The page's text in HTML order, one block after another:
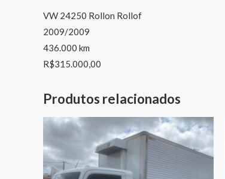
VW 24250 Rollon Rollof
2009/2009
436.000 km
R$315.000,00
Produtos relacionados